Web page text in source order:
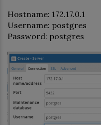
Hostname: 172.17.0.1
Username: postgres
Password: postgres